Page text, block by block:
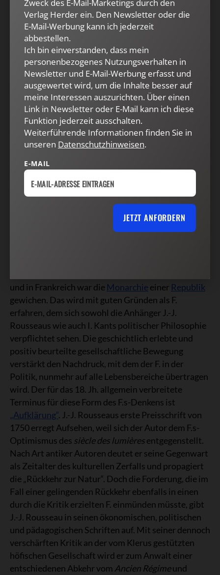
das in der ganzen Anlage auf F. setzende „Projet pour
rendre la paix perpétuelle en Europe“ des Abbé de
Saint Pierre auf einen grundsätzlichen Wandel im
Verhältnis der Staaten untereinander. In der
Hoffnung auf eine dauerhafte Beilegung der Kriege
zwischen den christlichen Fürsten Europas schlägt
der Verfasser eine auf das Natur-und Völkerrecht
gegründete, weit über die alte Reichsverfassung
hinausgehende Friedensordnung vor. Sie
herzustellen, hätte einen unerhörten politischen F.
bedeutet. Doch dem stand die alte monarchische
Ordnung entgegen. Und so geriet das 1712
vorgeschlagene „Projekt“ schnell in Vergessenheit.
Als Jean-Jacques Rousseau den Plan des Abbé de
Saint Pierre fast 50 Jahre später einem breiteren
Publikum bekannt macht, hat sich die öffentliche
bereits gewandelt.
und in Frankreich war die Monarchie einer Republik
gewichen. Das wird mit guten Gründen als F.
erfahren, dem sich sowohl die Anhänger J.-J.
Rousseaus wie auch I. Kants politischer Philosophie
verpflichtet sehen. Die geschichtlich erlebte und
positiv beurteilte gesellschaftliche Bewegung
verstärkt den Nachdruck, mit dem der F. in der
Politik, nunmehr auf alle Lebensbereiche übertragen
wird. Der für das 18. Jh. allgemein verbreitete
Terminus für diese Form des F.s-Denkens ist
„Aufklärung“. J.-J. Rousseaus erste Preisschrift von
1750 erregt Aufsehen, weil sich der Autor dem F.s-
Optimismus des siècle des lumièresentgegenstellt.
Nach Art antiker Autoren deutet er seine Gegenwart
als Zeitalter des kulturellen Zerfalls und propagiert
die „Rückkehr zur Natur“. Doch die Forderung, die im
Fall einer gelingenden Rückkehr ebenfalls in einen
durch die Kritik erzielten F. einmünden müsste, gibt
J.-J. Rousseau in seinen ökonomischen, politischen
und pädagogischen Schriften auf. Mit seiner dennoch
verschärften Kritik an der vom Klerus gestützten
höfischen Gesellschaft wird er zum Anwalt einer
entschiedenen Abkehr vom Ancien Régimeund
Zweck des E-Mail-Marketings durch den
Verlag Herder ein. Den Newsletter oder die
E-Mail-Werbung kann ich jederzeit
abbestellen.
Ich bin einverstanden, dass mein
personenbezogenes Nutzungsverhalten in
Newsletter und E-Mail-Werbung erfasst und
ausgewertet wird, um die Inhalte besser auf
meine Interessen auszurichten. Über einen
Link in Newsletter oder E-Mail kann ich diese
Funktion jederzeit ausschalten.
Weiterführende Informationen finden Sie in
unseren Datenschutzhinweisen.
E-MAIL
JETZT ANFORDERN